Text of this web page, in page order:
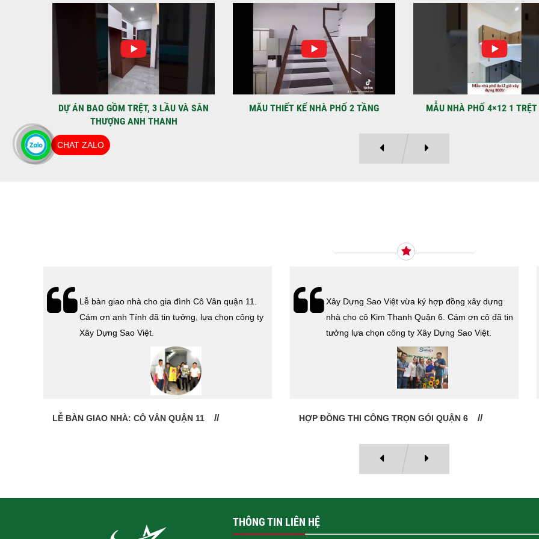
Địa
Kỳ
DỰ ÁN BAO GỒM TRỆT, 3 LẦU VÀ SÂN
THƯỢNG ANH THANH
MÃU THIẾT KẾ NHÀ PHỐ 2 TẦNG MẪU NHÀ PHỐ 4×12 1
Lễ bàn giao nhà cho gia đình Cô Vân quận 11.
Cám ơn anh Tính đã tin tưởng, lựa chọn công ty
Xây Dựng Sao Việt.
LỄ BÀN GIAO NHÀ: CÔ VÂN QUẬN 11
Xây Dựng Sao Việt vừa ký hợp đồng xây dựng
nhà cho cô Kim Thanh Quận 6. Cám ơn cô đã tin
tưởng lựa chọn công ty Xây Dựng Sao Việt.
HỢP ĐỒNG THI CÔNG TRỌN GÓI QUẬN 6
THÔNG TIN LIÊN HỆ
CHAT ZALO